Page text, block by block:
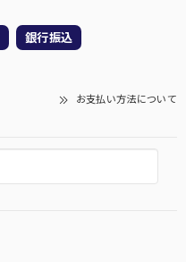
銀行振込
お支払い方法について